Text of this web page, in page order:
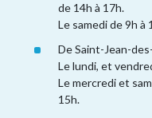
de 14h à 17h.
Le samedi de 9h à
De Saint-Jean-
Le lundi, et
Le mercredi et
15h.